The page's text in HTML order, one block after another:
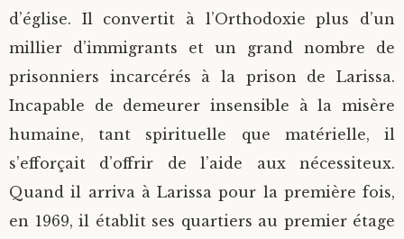
d’église. Il convertit à l’Orthodoxie plus d’un
millier d’immigrants et un grand nombre de
prisonniers incarcérés à la prison de Larissa.
Incapable de demeurer insensible à la misère
humaine, tant spirituelle que matérielle, il
s’efforçait d’offrir de l’aide aux nécessiteux.
Quand il arriva à Larissa pour la première fois,
en 1969, il établit ses quartiers au premier étage